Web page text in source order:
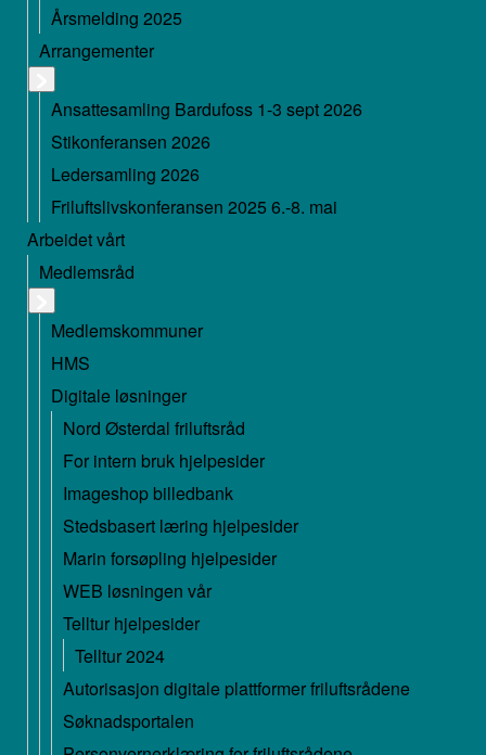
Årsmelding 2025
Arrangementer
Ansattesamling Bardufoss 1-3 sept 2026
Stikonferansen 2026
Ledersamling 2026
Friluftslivskonferansen 2025 6.-8. mai
Arbeidet vårt
Medlemsråd
Medlemskommuner
HMS
Digitale løsninger
Nord Østerdal friluftsråd
For intern bruk hjelpesider
Imageshop billedbank
Stedsbasert læring hjelpesider
Marin forsøpling hjelpesider
WEB løsningen vår
Telltur hjelpesider
Telltur 2024
Autorisasjon digitale plattformer friluftsrådene
Søknadsportalen